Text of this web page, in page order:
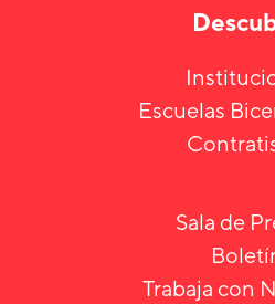
Escuelas
Sala de
Trabaja con